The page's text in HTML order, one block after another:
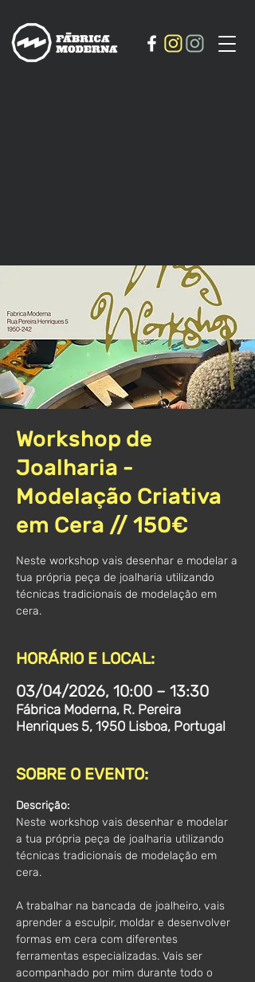
Workshop de
Joalharia -
Modelação Criativa
em Cera // 150€
Neste workshop vais desenhar e modelar a
tua própria peça de joalharia utilizando
técnicas tradicionais de modelação em
cera.
HORÁRIO E LOCAL:
03/04/2026, 10:00 – 13:30
Fábrica Moderna, R. Pereira
Henriques 5, 1950 Lisboa, Portugal
SOBRE O EVENTO:
Descrição:
Neste workshop vais desenhar e modelar
a tua própria peça de joalharia utilizando
técnicas tradicionais de modelação em
cera.
A trabalhar na bancada de joalheiro, vais
aprender a esculpir, moldar e desenvolver
formas em cera com diferentes
ferramentas especializadas. Vais ser
acompanhado por mim durante todo o